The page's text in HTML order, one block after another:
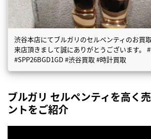
渋谷本店にてブルガリのセルペンティのお買
来店頂きまして誠にありがとうございます。
#SPP26BGD1GD #渋谷買取 #時計買取
ブルガリ セルペンティを高く
ントをご紹介